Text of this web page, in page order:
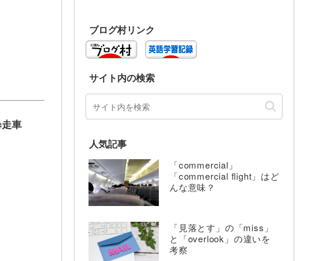
車
ブログ村リンク
サイト内の検索
人気記事
「commercial」
「commercial flight」はど
んな意味？
「見落とす」の「miss」
と「overlook」の違いを
考察